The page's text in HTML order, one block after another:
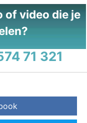
of video die je
71 321